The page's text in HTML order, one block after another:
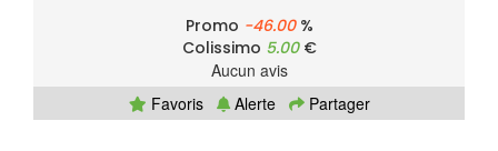
Promo -46.00%
Colissimo 5.00€
Aucun avis
Favoris
Alerte Partager